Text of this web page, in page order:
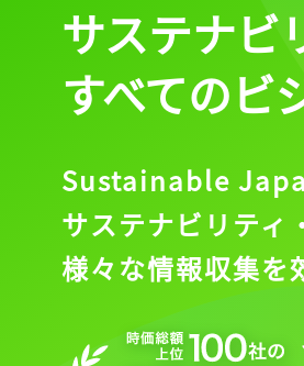
サステナビ
すべてのビ
Sustainable
サステナビリティ
様々な情報収集を